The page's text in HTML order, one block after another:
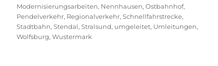
Modernisierungsarbeiten, Nennhausen,Ostbahnhof,
Pendelverkehr, Regionalverkehr,Schnellfahrstrecke,
Stadtbahn,Stendal,Stralsund, umgeleitet, Umleitungen,
Wolfsburg,Wustermark